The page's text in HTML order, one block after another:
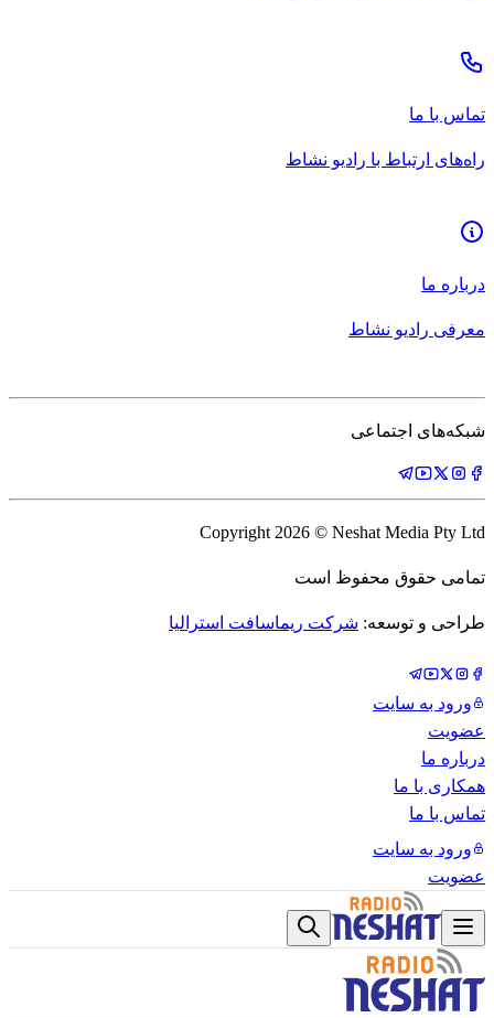
تماس با ما
راه‌های ارتباط با رادیو نشاط
درباره ما
معرفی رادیو نشاط
شبکه‌های اجتماعی
Copyright 2026 © Neshat Media Pty Ltd
تمامی حقوق محفوظ است
طراحی و توسعه: شرکت ریماسافت استرالیا
ورود به سایت
عضویت
درباره ما
همکاری با ما
تماس با ما
ورود به سایت
عضویت